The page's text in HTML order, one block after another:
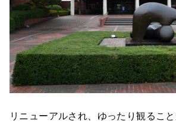
リニューアルされ、ゆったり観るこ